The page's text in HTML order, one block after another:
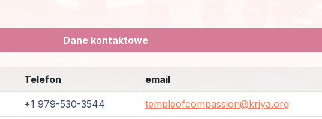
Dane kontaktowe
Telefon email
+1 979-530-3544 templeofcompassion@kriya.org